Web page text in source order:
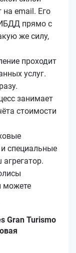
на email. Его
прямо с
же силу,
проходит
услуг.
занимает
стоимости
специальные
можете
Gran Turismo